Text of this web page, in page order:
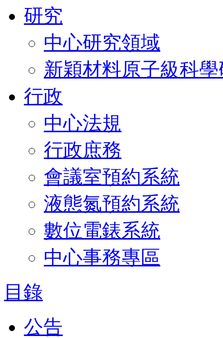
研究
中心研究領域
新穎材料原子級科
行政
中心法規
行政庶務
會議室預約系統
液態氮預約系統
數位電錶系統
中心事務專區
目錄
公告